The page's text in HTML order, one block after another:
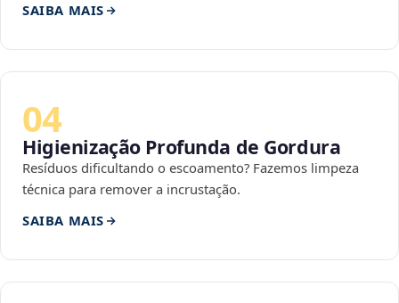
SAIBA MAIS
04
Higienização Profunda de Gordura
Resíduos dificultando o escoamento? Fazemos limpeza
técnica para remover a incrustação.
SAIBA MAIS